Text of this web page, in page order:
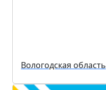
Вологодская область